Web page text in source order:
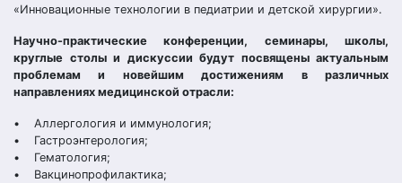
«Инновационные технологии в педиатрии и детской хирургии».
Научно-практические конференции, семинары, школы,
круглые столы и дискуссии будут посвящены актуальным
проблемам и новейшим достижениям в различных
направлениях медицинской отрасли:
• Аллергология и иммунология;
• Гастроэнтерология;
• Гематология;
• Вакцинопрофилактика;